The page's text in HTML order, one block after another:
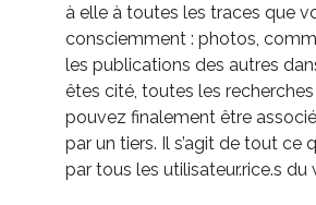
à elle à toutes les traces que
consciemment : photos,
les publications des autres
êtes cité, toutes les
pouvez finalement être
par un tiers. Il s’agit de tout ce
par tous les utilisateur.rice.s du